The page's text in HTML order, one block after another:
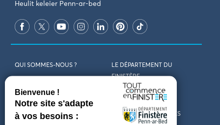
Heulit keleier Penn-ar-bed
QUI SOMMES-NOUS ?
LE DÉPARTEMENT DU
FINISTÈRE
REJOIGNEZ-NOUS VENIR EN FINISTÈRE
CONTACT CARTES ET BROCHURES